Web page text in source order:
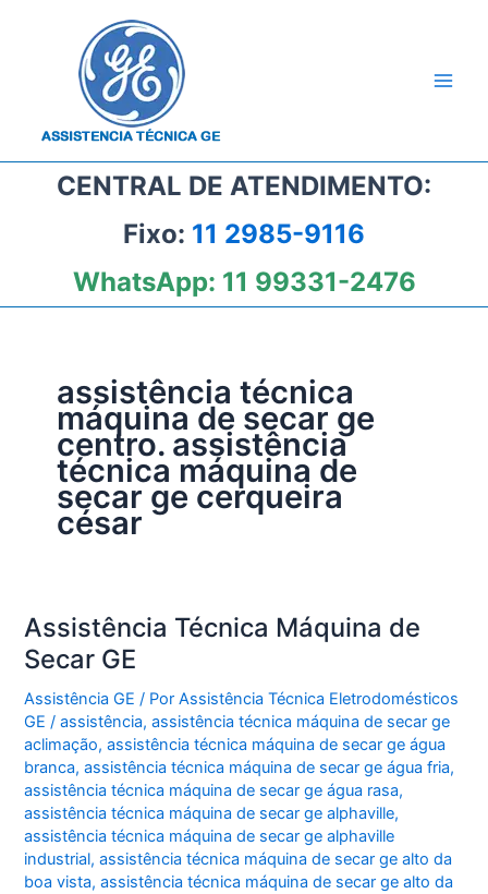
CENTRAL DE ATENDIMENTO:
Fixo: 11 2985-9116
WhatsApp: 11 99331-2476
assistência técnica
máquina de secar ge
centro. assistência
técnica máquina de
secar ge cerqueira
césar
Assistência Técnica Máquina de
Secar GE
Assistência GE / PorAssistência Técnica Eletrodomésticos
GE/assistência,assistência técnica máquina de secar ge
aclimação,assistência técnica máquina de secar ge água
branca,assistência técnica máquina de secar ge água fria,
assistência técnica máquina de secar ge água rasa,
assistência técnica máquina de secar ge alphaville,
assistência técnica máquina de secar ge alphaville
industrial,assistência técnica máquina de secar ge alto da
boa vista,assistência técnica máquina de secar ge alto da